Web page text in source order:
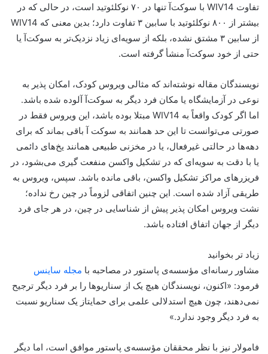
تفاوت WIV14 با سوکت‌آ تنها در ۷۰ نوکلئوتید است، در حالی که در
بیشتر از ۸۰۰ نوکلئوتید با سابین ۳ تفاوت دارد؛ بدین معنی که WIV14
از سابین ۳ مشتق نشده، بلکه از سویه‌ای زیاد نزدیک‌تر به سوکت‌آ یا
حتی از خود سوکت‌آ منشأ گرفته است.
نویسندگان مقاله نوشته‌اند که مثالی ویروس کودک، امکان پذیر به
نوعی در آزمایشگاه یا مکان فرد دیگر به سوکت‌آ آلوده شده باشد.
اما اگر کودک واقعاً به WIV14 مبتلا بوده باشد، این ویروس فقط در
صورتی می‌توانست تا این حد همانند به سوکت آ باقی بماند که برای
دهه‌ها در حالتی غیرفعال، یا در مخزنی طبیعی همانند یخ‌های دائمی
یا با دقت به سویه‌ای که در تشکیل واکسن منفعت گیری می‌بشود، در
فریزرهای مراکز تشکیل واکسن، باقی مانده باشد. سپس، ویروس به
طریقی آزاد شده است. این چنین اتفاقی لزوماً در چین رخ نداده؛
نشت ویروس امکان پذیر پیش از شناسایی در چین، در هر جای فرد
دیگر از جهان اتفاق افتاده باشد.
زیاد تر بخوانید
مشاور رسانه‌ای مؤسسه‌ی پاستور در مصاحبه با مجله ساینس
فرمود: «اکنون، نویسندگان هیچ یک از سناریوها را بر فرد دیگر ترجیح
نمی‌دهند، چون هیچ استدلالی علمی برای حمایتاز یک سناریو نسبت
به فرد دیگر وجود ندارد.»
فامولار نیز با نظر محققان مؤسسه‌ی پاستور موافق است، اما دیگر